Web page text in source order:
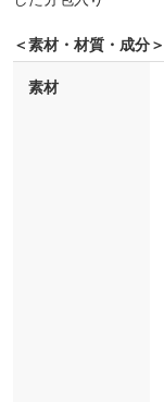
＜素材・材質・成分＞
素材